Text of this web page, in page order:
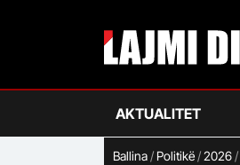
AKTUALITET
Ballina/ Politikë/2026/